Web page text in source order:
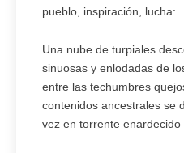
pueblo, inspiración, lucha:
Una nube de turpiales
sinuosas y enlodadas de
entre las techumbres
contenidos ancestrales se
vez en torrente